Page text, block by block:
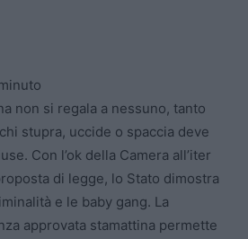
non si regala a nessuno, tanto
stupra, uccide o spaccia deve
Con l’ok della Camera all’iter
di legge, lo Stato dimostra
e le baby gang. La
approvata stamattina permette